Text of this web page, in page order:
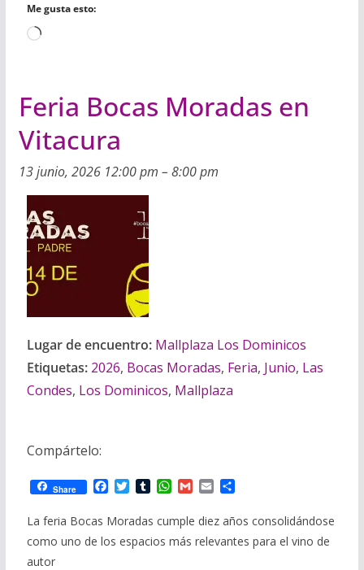
Me gusta esto:
Cargando...
Feria Bocas Moradas en
Vitacura
13 junio, 2026 12:00 pm – 8:00 pm
Lugar de encuentro: Mallplaza Los Dominicos
Etiquetas: 2026, Bocas Moradas, Feria, Junio, Las
Condes, Los Dominicos, Mallplaza
Compártelo:
Share
F
c
e
b
T
i
t
t
T
m
b
l
W
a
t
s
G
a
i
l
E
a
i
l
C
m
p
a
La feria Bocas Moradas cumple diez años consolidándose
como uno de los espacios más relevantes para el vino de
autor